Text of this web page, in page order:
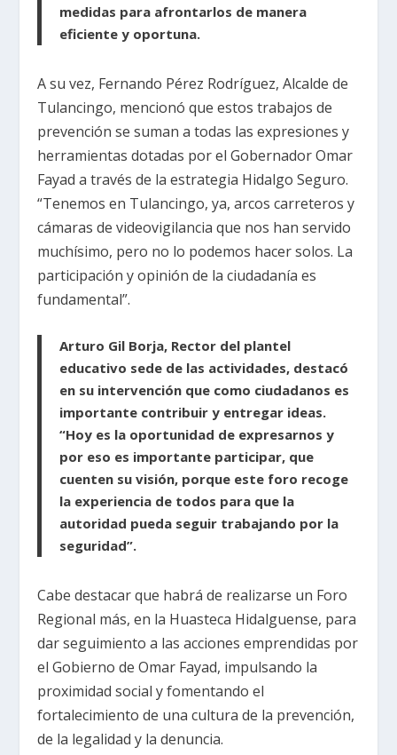
medidas para afrontarlos de manera
eficiente y oportuna.
A su vez, Fernando Pérez Rodríguez, Alcalde de
Tulancingo, mencionó que estos trabajos de
prevención se suman a todas las expresiones y
herramientas dotadas por el Gobernador Omar
Fayad a través de la estrategia Hidalgo Seguro.
“Tenemos en Tulancingo, ya, arcos carreteros y
cámaras de videovigilancia que nos han servido
muchísimo, pero no lo podemos hacer solos. La
participación y opinión de la ciudadanía es
fundamental”.
Arturo Gil Borja, Rector del plantel
educativo sede de las actividades, destacó
en su intervención que como ciudadanos es
importante contribuir y entregar ideas.
“Hoy es la oportunidad de expresarnos y
por eso es importante participar, que
cuenten su visión, porque este foro recoge
la experiencia de todos para que la
autoridad pueda seguir trabajando por la
seguridad”.
Cabe destacar que habrá de realizarse un Foro
Regional más, en la Huasteca Hidalguense, para
dar seguimiento a las acciones emprendidas por
el Gobierno de Omar Fayad, impulsando la
proximidad social y fomentando el
fortalecimiento de una cultura de la prevención,
de la legalidad y la denuncia.